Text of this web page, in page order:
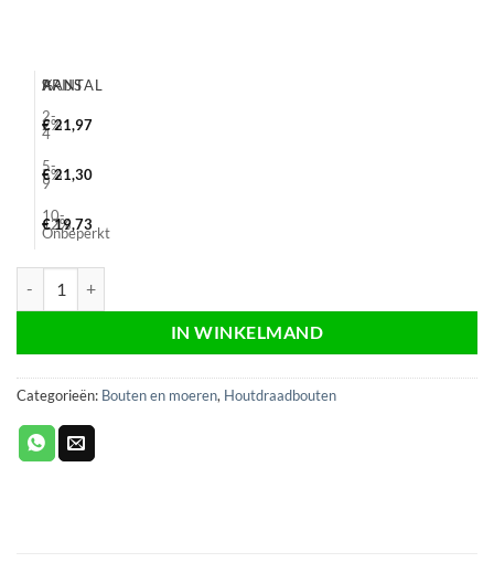
AANTAL
%
PRIJS
2-
4
2%
€21,97
5-
9
5%
€21,30
10-
Onbeperkt
12%
€19,73
IN WINKELMAND
Categorieën: Bouten en moeren, Houtdraadbouten